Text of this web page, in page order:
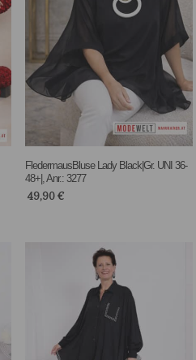
FledermausBluse Lady Black|Gr. UNI 36-
48+|, Anr.: 3277
49,90€